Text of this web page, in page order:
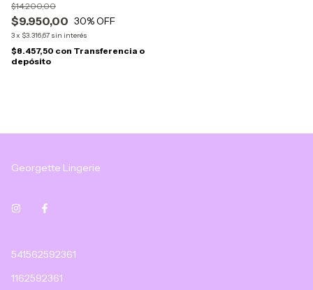
$9.950,00
$14.200,00
30% OFF
3x $3.316,67 sin interés
$8.457,50 con Transferencia o
depósito
Georgette Lingerie
541562592361
1162592361